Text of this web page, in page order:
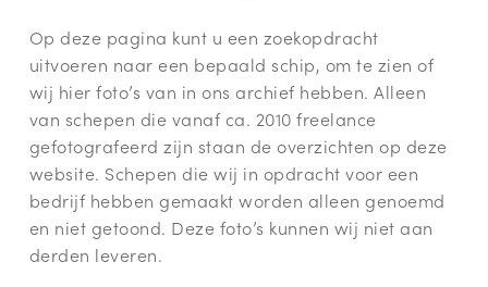
Op deze pagina kunt u een zoekopdracht
uitvoeren naar een bepaald schip, om te zien of
wij hier foto’s van in ons archief hebben. Alleen
van schepen die vanaf ca. 2010 freelance
gefotografeerd zijn staan de overzichten op deze
website. Schepen die wij in opdracht voor een
bedrijf hebben gemaakt worden alleen genoemd
en niet getoond. Deze foto’s kunnen wij niet aan
derden leveren.